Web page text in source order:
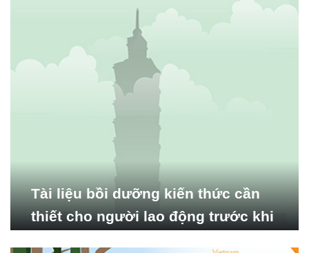
Tài liệu bồi dưỡng kiến thức cần
thiết cho người lao động trước khi